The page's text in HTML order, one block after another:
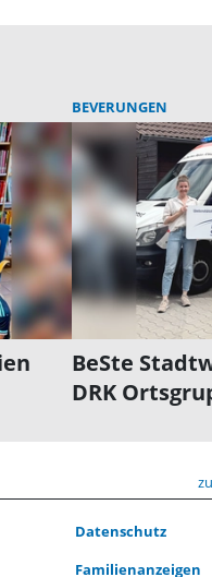
BEVERUNGEN
BeSte
DRK
Datenschutz
Familienanzeigen